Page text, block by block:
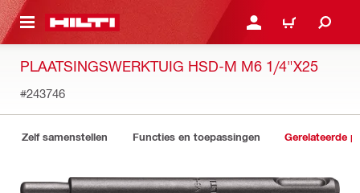
HOOFDINHOUD AANMELDEN OF
WINKELWAGEN
PLAATSINGSWERKTUIG HSD-M M6 1/4"X25
#243746
Zelf samenstellen Functies en toepassingen Gerelateerde